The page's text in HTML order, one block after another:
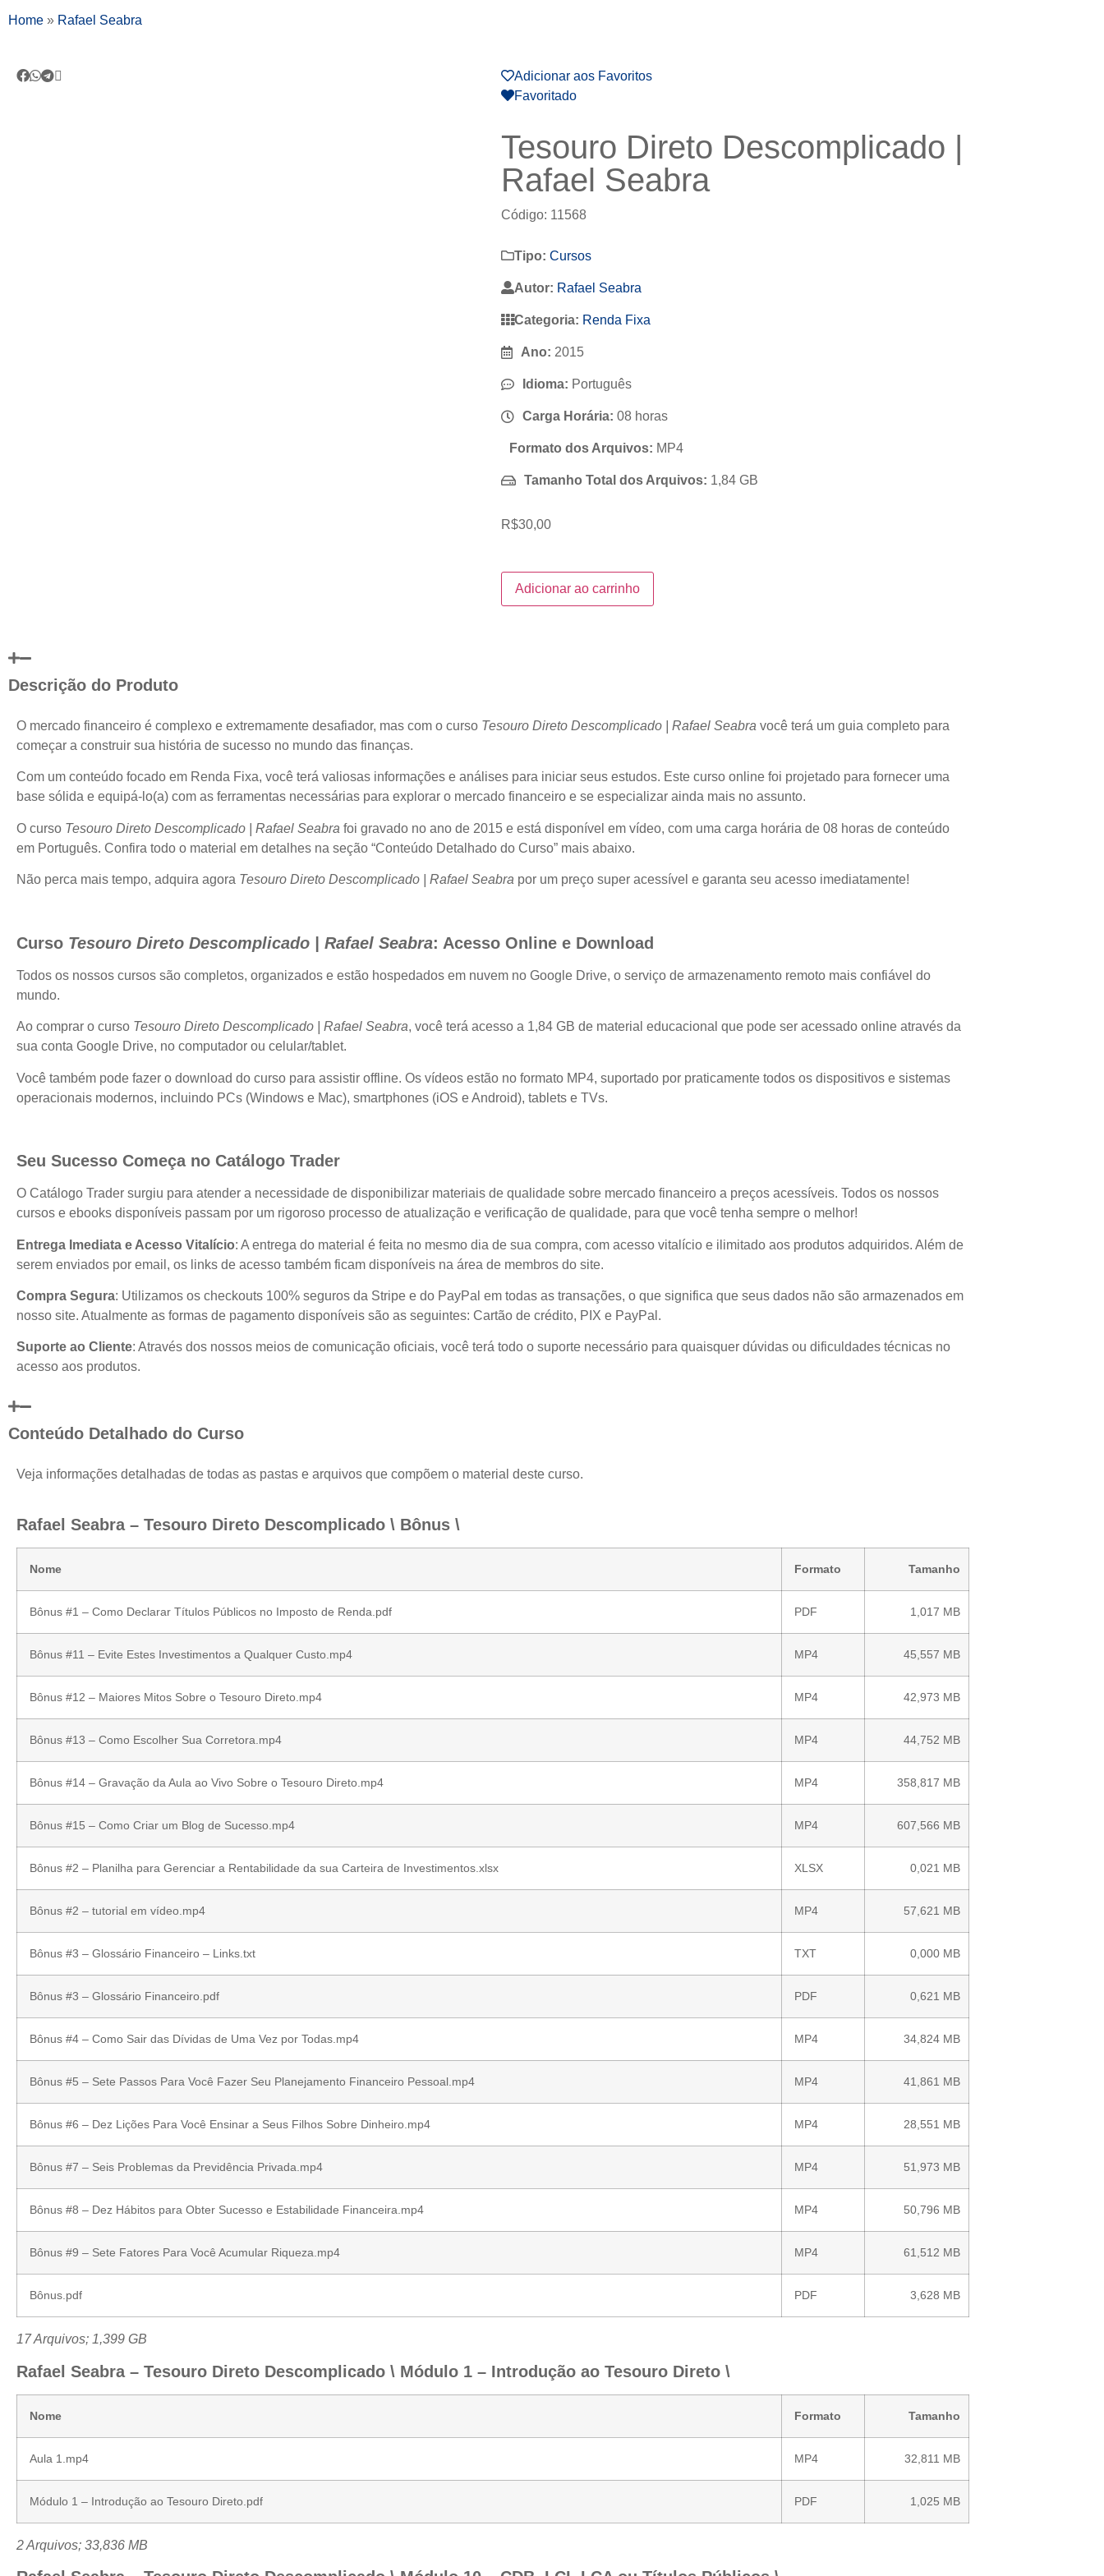
Home » Rafael Seabra
Adicionar aos Favoritos
Favoritado
Tesouro Direto Descomplicado |
Rafael Seabra
Código: 11568
Tipo: Cursos
Autor: Rafael Seabra
Categoria: Renda Fixa
Ano: 2015
Idioma: Português
Carga Horária: 08 horas
Formato dos Arquivos: MP4
Tamanho Total dos Arquivos: 1,84 GB
R$30,00
Adicionar ao carrinho
Descrição do Produto
O mercado financeiro é complexo e extremamente desafiador, mas com o curso Tesouro Direto Descomplicado | Rafael Seabra você terá um guia completo para
começar a construir sua história de sucesso no mundo das finanças.
Com um conteúdo focado em Renda Fixa, você terá valiosas informações e análises para iniciar seus estudos. Este curso online foi projetado para fornecer uma
base sólida e equipá-lo(a) com as ferramentas necessárias para explorar o mercado financeiro e se especializar ainda mais no assunto.
O curso Tesouro Direto Descomplicado | Rafael Seabra foi gravado no ano de 2015 e está disponível em vídeo, com uma carga horária de 08 horas de conteúdo
em Português. Confira todo o material em detalhes na seção “Conteúdo Detalhado do Curso” mais abaixo.
Não perca mais tempo, adquira agora Tesouro Direto Descomplicado | Rafael Seabra por um preço super acessível e garanta seu acesso imediatamente!
Curso Tesouro Direto Descomplicado | Rafael Seabra: Acesso Online e Download
Todos os nossos cursos são completos, organizados e estão hospedados em nuvem no Google Drive, o serviço de armazenamento remoto mais confiável do
mundo.
Ao comprar o curso Tesouro Direto Descomplicado | Rafael Seabra, você terá acesso a 1,84 GB de material educacional que pode ser acessado online através da
sua conta Google Drive, no computador ou celular/tablet.
Você também pode fazer o download do curso para assistir offline. Os vídeos estão no formato MP4, suportado por praticamente todos os dispositivos e sistemas
operacionais modernos, incluindo PCs (Windows e Mac), smartphones (iOS e Android), tablets e TVs.
Seu Sucesso Começa no Catálogo Trader
O Catálogo Trader surgiu para atender a necessidade de disponibilizar materiais de qualidade sobre mercado financeiro a preços acessíveis. Todos os nossos
cursos e ebooks disponíveis passam por um rigoroso processo de atualização e verificação de qualidade, para que você tenha sempre o melhor!
Entrega Imediata e Acesso Vitalício: A entrega do material é feita no mesmo dia de sua compra, com acesso vitalício e ilimitado aos produtos adquiridos. Além de
serem enviados por email, os links de acesso também ficam disponíveis na área de membros do site.
Compra Segura: Utilizamos os checkouts 100% seguros da Stripe e do PayPal em todas as transações, o que significa que seus dados não são armazenados em
nosso site. Atualmente as formas de pagamento disponíveis são as seguintes: Cartão de crédito, PIX e PayPal.
Suporte ao Cliente: Através dos nossos meios de comunicação oficiais, você terá todo o suporte necessário para quaisquer dúvidas ou dificuldades técnicas no
acesso aos produtos.
Conteúdo Detalhado do Curso
Veja informações detalhadas de todas as pastas e arquivos que compõem o material deste curso.
Rafael Seabra – Tesouro Direto Descomplicado \ Bônus \
Nome Formato Tamanho
Bônus #1 – Como Declarar Títulos Públicos no Imposto de Renda.pdf PDF 1,017 MB
Bônus #11 – Evite Estes Investimentos a Qualquer Custo.mp4 MP4 45,557 MB
Bônus #12 – Maiores Mitos Sobre o Tesouro Direto.mp4 MP4 42,973 MB
Bônus #13 – Como Escolher Sua Corretora.mp4 MP4 44,752 MB
Bônus #14 – Gravação da Aula ao Vivo Sobre o Tesouro Direto.mp4 MP4 358,817 MB
Bônus #15 – Como Criar um Blog de Sucesso.mp4 MP4 607,566 MB
Bônus #2 – Planilha para Gerenciar a Rentabilidade da sua Carteira de Investimentos.xlsx XLSX 0,021 MB
Bônus #2 – tutorial em vídeo.mp4 MP4 57,621 MB
Bônus #3 – Glossário Financeiro – Links.txt TXT 0,000 MB
Bônus #3 – Glossário Financeiro.pdf PDF 0,621 MB
Bônus #4 – Como Sair das Dívidas de Uma Vez por Todas.mp4 MP4 34,824 MB
Bônus #5 – Sete Passos Para Você Fazer Seu Planejamento Financeiro Pessoal.mp4 MP4 41,861 MB
Bônus #6 – Dez Lições Para Você Ensinar a Seus Filhos Sobre Dinheiro.mp4 MP4 28,551 MB
Bônus #7 – Seis Problemas da Previdência Privada.mp4 MP4 51,973 MB
Bônus #8 – Dez Hábitos para Obter Sucesso e Estabilidade Financeira.mp4 MP4 50,796 MB
Bônus #9 – Sete Fatores Para Você Acumular Riqueza.mp4 MP4 61,512 MB
Bônus.pdf PDF 3,628 MB
17 Arquivos; 1,399 GB
Rafael Seabra – Tesouro Direto Descomplicado \ Módulo 1 – Introdução ao Tesouro Direto \
Nome Formato Tamanho
Aula 1.mp4 MP4 32,811 MB
Módulo 1 – Introdução ao Tesouro Direto.pdf PDF 1,025 MB
2 Arquivos; 33,836 MB